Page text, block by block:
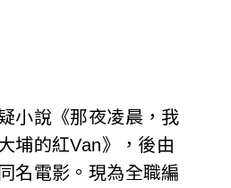
小說《那夜凌晨，我
埔的紅Van》，後由
名電影。現為全職編